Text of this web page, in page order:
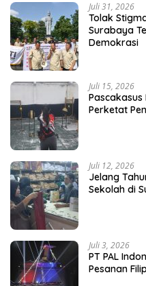
Juli 31, 2026
Tolak
Surabaya
Demokrasi
Juli 15, 2026
Pascakasus
Perketat
Juli 12, 2026
Jelang
Sekolah di
Juli 3, 2026
PT PAL
Pesanan